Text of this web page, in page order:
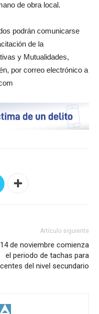
de obra local.
podrán comunicarse
de la
y Mutualidades,
por correo electrónico a
Artículo siguiente
de noviembre comienza
el periodo de tachas para
del nivel secundario